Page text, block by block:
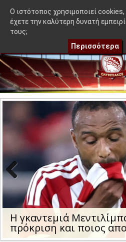
≡ OlympEidisis |
Η μέρα και η ώρα της
Ολυμπιακού με τη
us
- Ακόμα 50-50" | Η
O ιστότοπος χρησιμοποιεί cookies,
έχετε την καλύτερη δυνατή
τους;
Περισσότερα